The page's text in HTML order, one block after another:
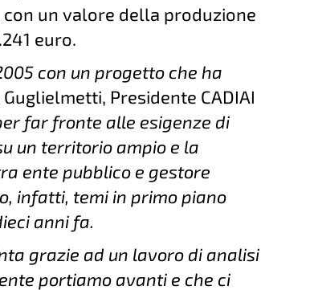
un valore della produzione
euro.
con un progetto che ha
Presidente CADIAI
far fronte alle esigenze di
un territorio ampio e la
ente pubblico e gestore
infatti, temi in primo piano
anni fa.
grazie ad un lavoro di analisi
portiamo avanti e che ci